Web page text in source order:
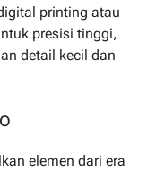
printing atau
presisi tinggi,
detail kecil dan
elemen dari era